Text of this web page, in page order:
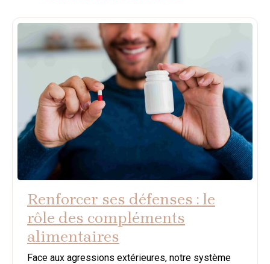
Renforcer ses défenses : le
rôle des compléments
alimentaires
Face aux agressions extérieures, notre système